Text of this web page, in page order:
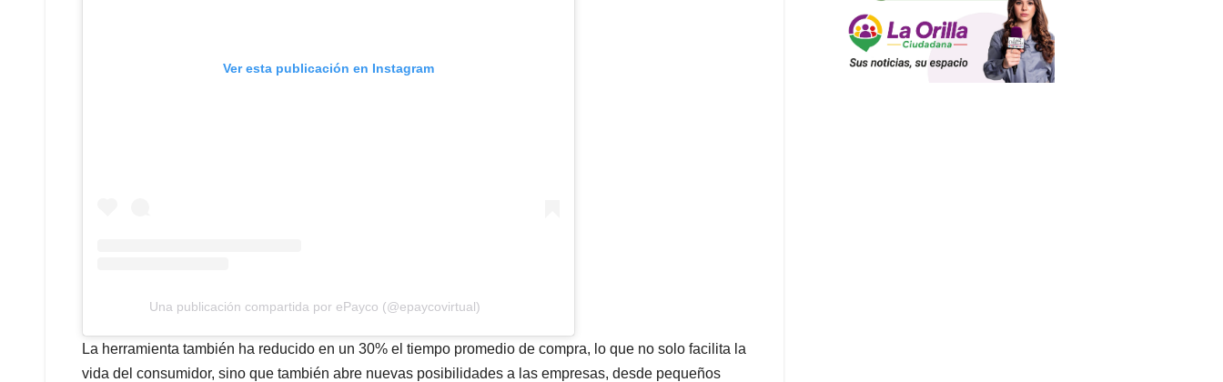
Ver esta publicación en Instagram
Una publicación compartida por ePayco (@epaycovirtual)
La herramienta también ha reducido en un 30% el tiempo promedio de compra, lo que no solo facilita la
vida del consumidor, sino que también abre nuevas posibilidades a las empresas, desde pequeños